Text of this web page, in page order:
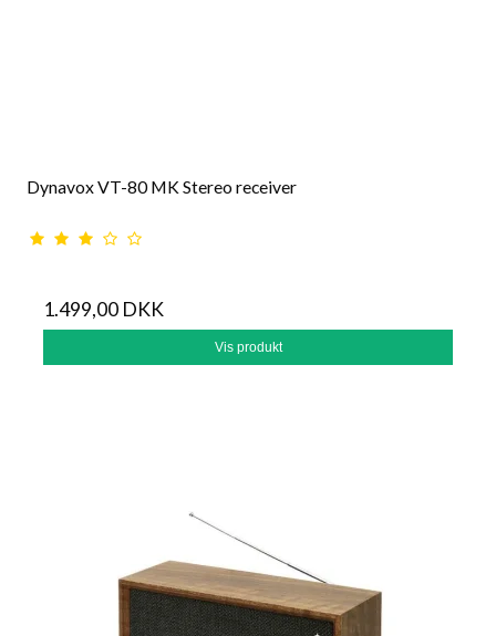
Dynavox VT-80 MK Stereo receiver
1.499,00 DKK
Vis produkt